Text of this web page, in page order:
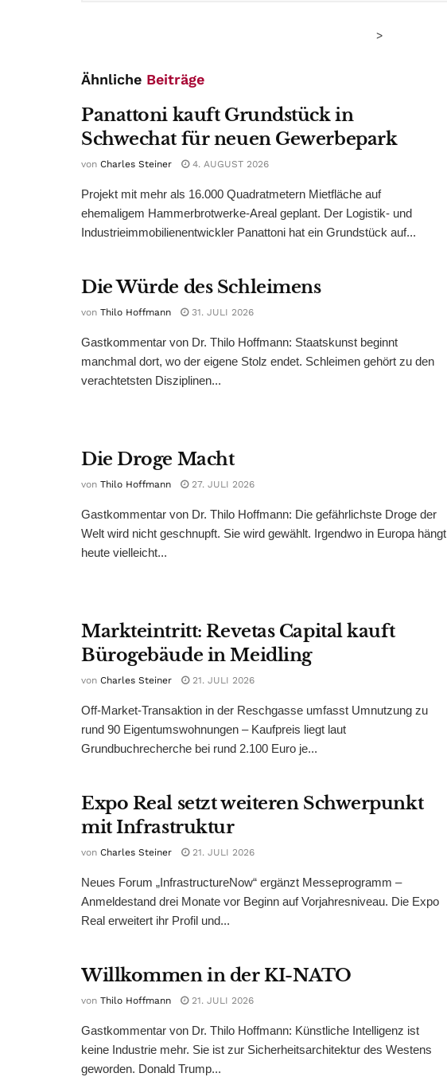
>
Ähnliche Beiträge
Panattoni kauft Grundstück in
Schwechat für neuen Gewerbepark
von Charles Steiner 4. AUGUST 2026
Projekt mit mehr als 16.000 Quadratmetern Mietfläche auf
ehemaligem Hammerbrotwerke-Areal geplant. Der Logistik- und
Industrieimmobilienentwickler Panattoni hat ein Grundstück auf...
Die Würde des Schleimens
von Thilo Hoffmann 31. JULI 2026
Gastkommentar von Dr. Thilo Hoffmann: Staatskunst beginnt
manchmal dort, wo der eigene Stolz endet. Schleimen gehört zu den
verachtetsten Disziplinen...
Die Droge Macht
von Thilo Hoffmann 27. JULI 2026
Gastkommentar von Dr. Thilo Hoffmann: Die gefährlichste Droge der
Welt wird nicht geschnupft. Sie wird gewählt. Irgendwo in Europa hängt
heute vielleicht...
Markteintritt: Revetas Capital kauft
Bürogebäude in Meidling
von Charles Steiner 21. JULI 2026
Off-Market-Transaktion in der Reschgasse umfasst Umnutzung zu
rund 90 Eigentumswohnungen – Kaufpreis liegt laut
Grundbuchrecherche bei rund 2.100 Euro je...
Expo Real setzt weiteren Schwerpunkt
mit Infrastruktur
von Charles Steiner 21. JULI 2026
Neues Forum „InfrastructureNow“ ergänzt Messeprogramm –
Anmeldestand drei Monate vor Beginn auf Vorjahresniveau. Die Expo
Real erweitert ihr Profil und...
Willkommen in der KI-NATO
von Thilo Hoffmann 21. JULI 2026
Gastkommentar von Dr. Thilo Hoffmann: Künstliche Intelligenz ist
keine Industrie mehr. Sie ist zur Sicherheitsarchitektur des Westens
geworden. Donald Trump...